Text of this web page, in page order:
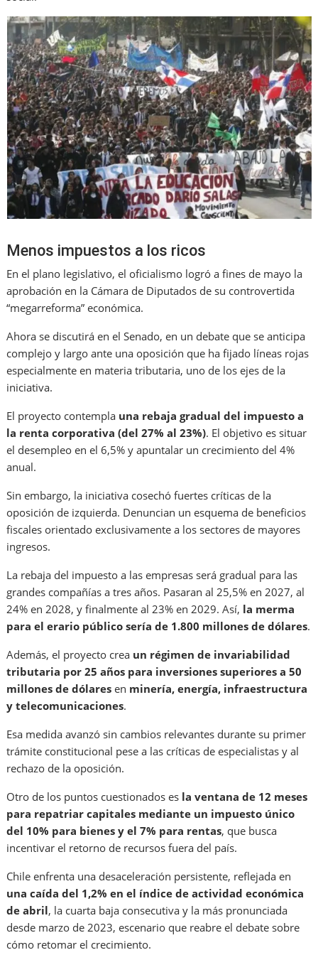
Menos impuestos a los ricos
En el plano legislativo, el oficialismo logró a fines de mayo la
aprobación en la Cámara de Diputados de su controvertida
“megarreforma” económica.
Ahora se discutirá en el Senado, en un debate que se anticipa
complejo y largo ante una oposición que ha fijado líneas rojas
especialmente en materia tributaria, uno de los ejes de la
iniciativa.
El proyecto contempla una rebaja gradual del impuesto a
la renta corporativa (del 27% al 23%). El objetivo es situar
el desempleo en el 6,5% y apuntalar un crecimiento del 4%
anual.
Sin embargo, la iniciativa cosechó fuertes críticas de la
oposición de izquierda. Denuncian un esquema de beneficios
fiscales orientado exclusivamente a los sectores de mayores
ingresos.
La rebaja del impuesto a las empresas será gradual para las
grandes compañías a tres años. Pasaranal 25,5% en 2027, al
24% en 2028, y finalmente al 23% en 2029. Así, la merma
para el erario público sería de 1.800 millones de dólares.
Además, el proyecto crea un régimen de invariabilidad
tributaria por 25 años para inversiones superiores a 50
millones de dólares en minería, energía, infraestructura
y telecomunicaciones.
Esa medida avanzó sin cambios relevantes durante su primer
trámite constitucional pese a las críticas de especialistas y al
rechazo de la oposición.
Otro de los puntos cuestionados es la ventana de 12 meses
para repatriar capitales mediante un impuesto único
del 10% para bienes y el 7% para rentas, que busca
incentivar el retorno de recursos fuera del país.
Chile enfrenta una desaceleración persistente, reflejada en
una caída del 1,2% en el índice de actividad económica
de abril, la cuarta baja consecutiva y la más pronunciada
desde marzo de 2023, escenario que reabre el debate sobre
cómo retomar el crecimiento.